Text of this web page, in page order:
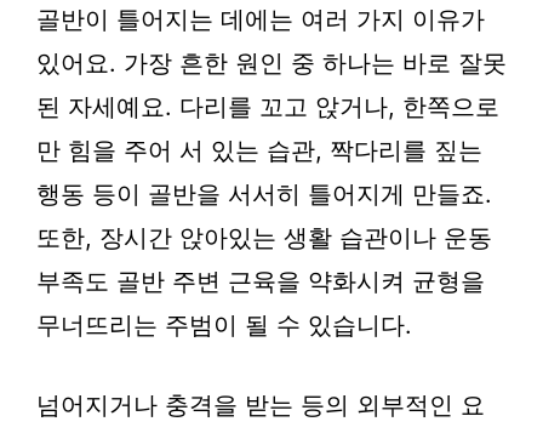
골반이 틀어지는 데에는 여러 가지 이유가
있어요. 가장 흔한 원인 중 하나는 바로 잘못
된 자세예요. 다리를 꼬고 앉거나, 한쪽으로
만 힘을 주어 서 있는 습관, 짝다리를 짚는
행동 등이 골반을 서서히 틀어지게 만들죠.
또한, 장시간 앉아있는 생활 습관이나 운동
부족도 골반 주변 근육을 약화시켜 균형을
무너뜨리는 주범이 될 수 있습니다.
넘어지거나 충격을 받는 등의 외부적인 요